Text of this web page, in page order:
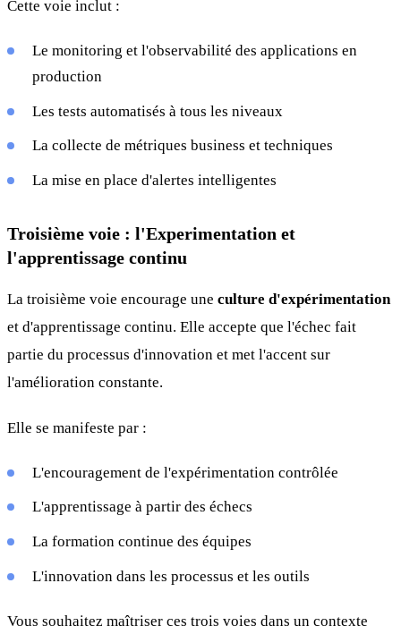
Cette voie inclut :
Le monitoring et l'observabilité des applications en
production
Les tests automatisés à tous les niveaux
La collecte de métriques business et techniques
La mise en place d'alertes intelligentes
Troisième voie : l'Experimentation et
l'apprentissage continu
La troisième voie encourage une culture d'expérimentation
et d'apprentissage continu. Elle accepte que l'échec fait
partie du processus d'innovation et met l'accent sur
l'amélioration constante.
Elle se manifeste par :
L'encouragement de l'expérimentation contrôlée
L'apprentissage à partir des échecs
La formation continue des équipes
L'innovation dans les processus et les outils
Vous souhaitez maîtriser ces trois voies dans un contexte